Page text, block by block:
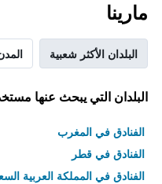
مارينا
البلدان الأكثر شعبية
البلدان التي يبحث عنها
الفنادق في المغرب
الفنادق في قطر
الفنادق في المملكة العربية